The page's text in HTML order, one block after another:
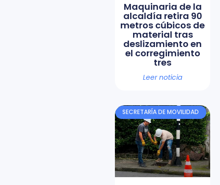
Maquinaria de la
alcaldía retira 90
metros cúbicos de
material tras
deslizamiento en
el corregimiento
tres
Leer noticia
SECRETARÍA DE MOVILIDAD